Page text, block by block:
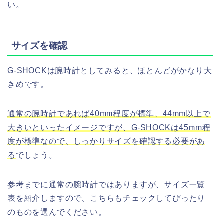
い。
サイズを確認
G-SHOCKは腕時計としてみると、ほとんどがかなり大
きめです。
通常の腕時計であれば40mm程度が標準、44mm以上で
大きいといったイメージですが、G-SHOCKは45mm程
度が標準なので、しっかりサイズを確認する必要があ
る でしょう。
参考までに通常の腕時計ではありますが、サイズ一覧
表を紹介しますので、こちらもチェックしてぴったり
のものを選んでください。